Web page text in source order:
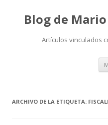
Blog de
Artículos vinculados
ARCHIVO DE LA ETIQUETA: